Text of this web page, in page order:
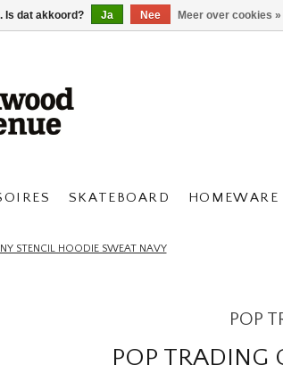
SKATEBOARD HOMEWARE
STENCIL HOODIE SWEAT NAVY
POP
POP TRADING
Is dat akkoord? Ja Nee Meer over cookies »